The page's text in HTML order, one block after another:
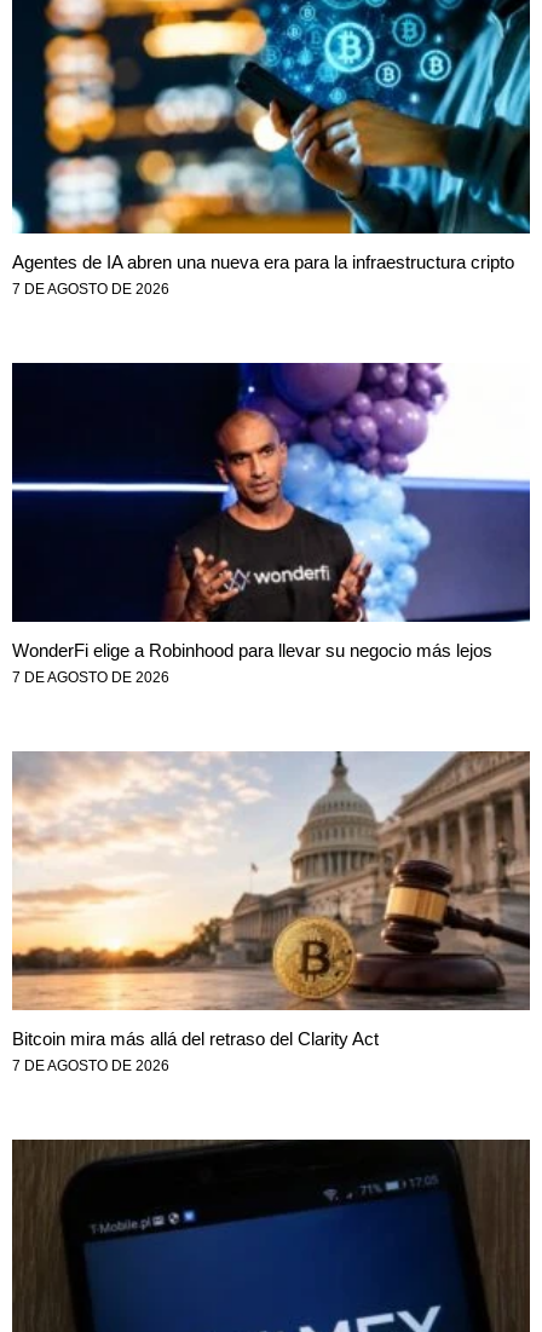
Agentes de IA abren una nueva era para la infraestructura cripto
7 DE AGOSTO DE 2026
WonderFi elige a Robinhood para llevar su negocio más lejos
7 DE AGOSTO DE 2026
Bitcoin mira más allá del retraso del Clarity Act
7 DE AGOSTO DE 2026